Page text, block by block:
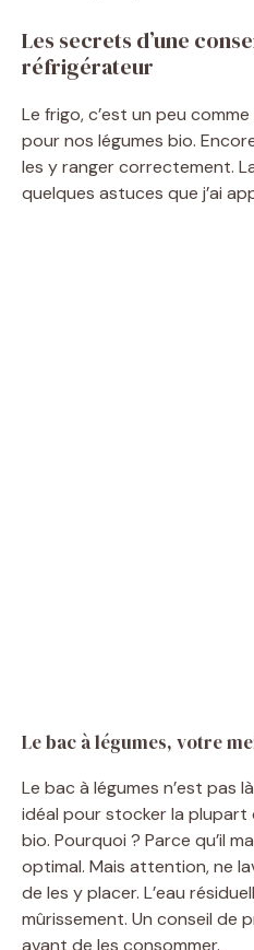
Les secrets d’une
réfrigérateur
Le frigo, c’est un peu
pour nos légumes bio.
les y ranger correctement.
quelques astuces que j’ai
Le bac à légumes, votre
Le bac à légumes n’est pas
idéal pour stocker la plupart
bio. Pourquoi ? Parce qu’il
optimal. Mais attention, ne
de les y placer. L’eau
mûrissement. Un conseil de
avant de les consommer.